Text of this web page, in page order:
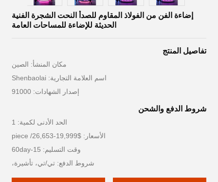
إضاءة الفن من الفولاذ المقاوم للصدأ النحت الشجرة الفنية
الحديثة للإضاءة للمساحات العامة
تفاصيل المنتج
مكان المنشأ: الصين
اسم العلامة التجارية: Shenbaolai
إصدار الشهادات: 91000
شروط الدفع والشحن
الحد الأدنى لكمية: 1
الأسعار: $19,999-26,653/ piece
وقت التسليم: 15-60day
شروط الدفع: تي/تي، تأشيرة،